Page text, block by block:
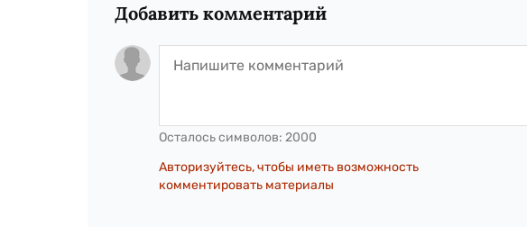
Добавить комментарий
Осталось символов: 2000
Авторизуйтесь, чтобы иметь возможность
комментировать материалы